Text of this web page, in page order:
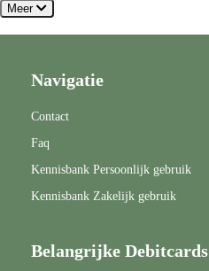
Meer
Navigatie
Contact
Faq
Kennisbank Persoonlijk gebruik
Kennisbank Zakelijk gebruik
Belangrijke Debitcards